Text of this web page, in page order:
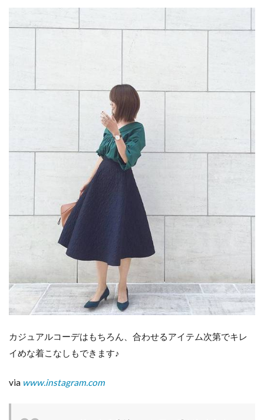
カジュアルコーデはもちろん、合わせるアイテム次第でキレ
イめな着こなしもできます♪
via www.instagram.com